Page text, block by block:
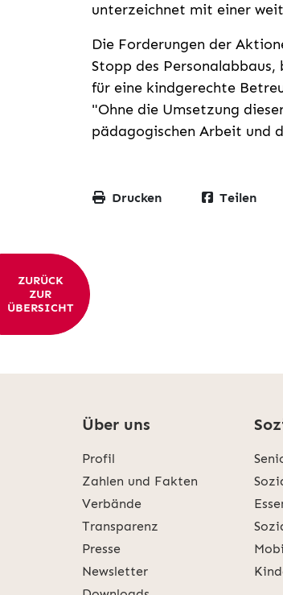
unterzeichnet mit einer
Die Forderungen der
Stopp des Personalabbaus,
für eine kindgerechte
"Ohne die Umsetzung
pädagogischen Arbeit und
Drucken Teilen
ZURÜCK
ZUR
ÜBERSICHT
Über uns
Profil
Zahlen und Fakten
Verbände
Transparenz
Presse
Newsletter